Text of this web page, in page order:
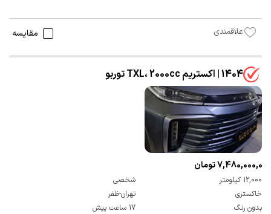
علاقمندی مقایسه
1404 | اکستریم TXL، 2000cc توربو
7,480,000,000 تومان
12,000 کیلومتر
شخصی
خاکستری
تهران-ظفر
بدون رنگ
17 ساعت پیش